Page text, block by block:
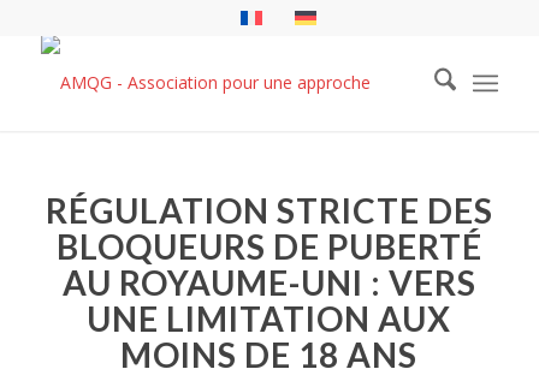
RÉGULATION STRICTE DES
BLOQUEURS DE PUBERTÉ
AU ROYAUME-UNI : VERS
UNE LIMITATION AUX
MOINS DE 18 ANS